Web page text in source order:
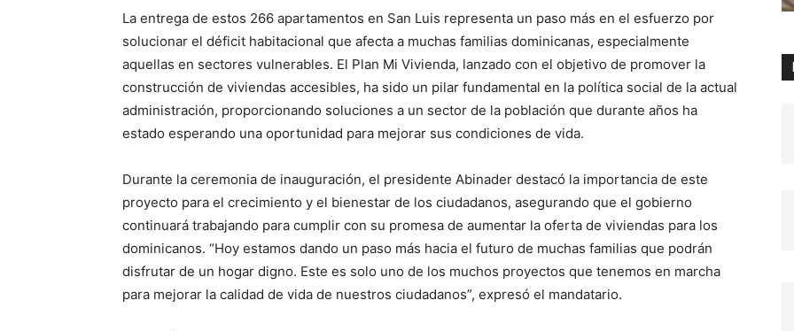
La entrega de estos 266 apartamentos en San Luis representa un paso más en el esfuerzo por
solucionar el déficit habitacional que afecta a muchas familias dominicanas, especialmente
aquellas en sectores vulnerables. El Plan Mi Vivienda, lanzado con el objetivo de promover la
construcción de viviendas accesibles, ha sido un pilar fundamental en la política social de la actual
administración, proporcionando soluciones a un sector de la población que durante años ha
estado esperando una oportunidad para mejorar sus condiciones de vida.
Durante la ceremonia de inauguración, el presidente Abinader destacó la importancia de este
proyecto para el crecimiento y el bienestar de los ciudadanos, asegurando que el gobierno
continuará trabajando para cumplir con su promesa de aumentar la oferta de viviendas para los
dominicanos. “Hoy estamos dando un paso más hacia el futuro de muchas familias que podrán
disfrutar de un hogar digno. Este es solo uno de los muchos proyectos que tenemos en marcha
para mejorar la calidad de vida de nuestros ciudadanos”, expresó el mandatario.